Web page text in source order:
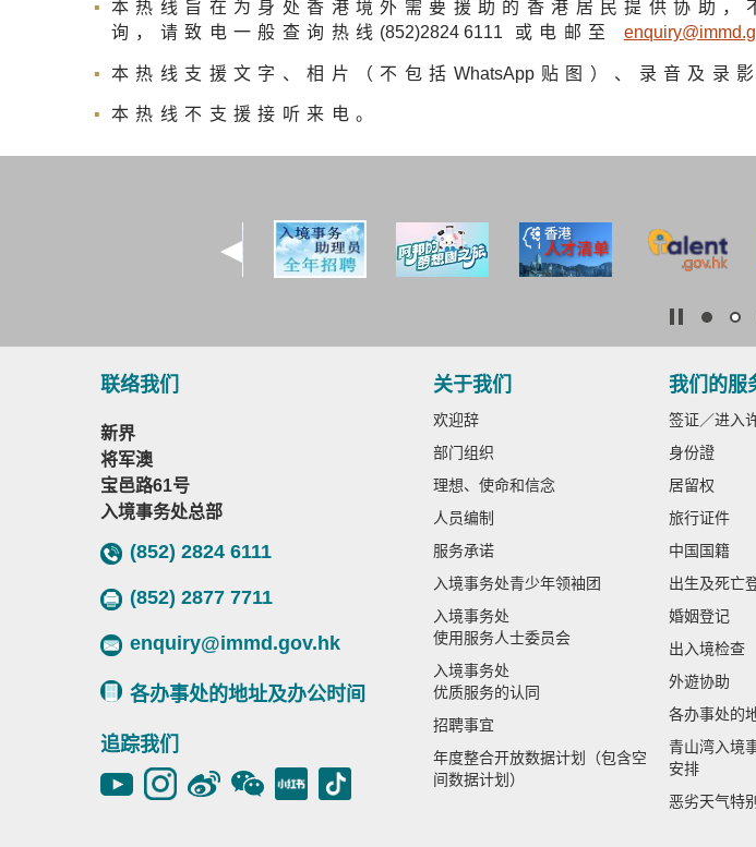
本热线旨在为身处香港境外需要援助的香港居民提供协助
询，请致电一般查询热线 (852)2824 6111 或电邮至
本热线支援文字、相片（不包括 WhatsApp贴图）、录音及录影
本热线不支援接听来电。
联络我们
新界
将军澳
宝邑路61号
入境事务处总部
(852) 2824 6111
(852) 2877 7711
enquiry@immd.gov.hk
各办事处的地址及办公时间
追踪我们
关于我们
欢迎辞
部门组织
理想、使命和信念
人员编制
服务承诺
入境事务处青少年领袖团
入境事务处
使用服务人士委员会
入境事务处
优质服务的认同
招聘事宜
年度整合开放数据计划（包含空
间数据计划）
我们的服
签证／进入
身份證
居留权
旅行证件
中国国籍
出生及死亡
婚姻登记
出入境检查
外遊协助
各办事处的
青山湾入境
安排
恶劣天气特